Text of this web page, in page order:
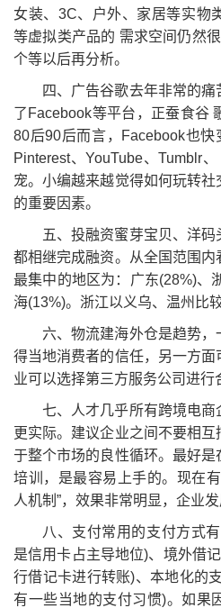
女装、3C、户外、家居等实物
等虚拟类产品的 需求空间仍然
个等以后再分析。
四、广告谷歌去年非常的
了Facebook等平台，正蚕食谷
80后90后而言，Facebook也快
Pinterest、YouTube、Tumblr
宠。小编越来越觉得如何玩转
的重要因素。
五、投融资蜜芽宝贝、洋
都相继完成融资。从全国范围
最集中的地区为：广东(28%)、
海(13%)。浙江以义乌、温州比较
六、物流建海外仓是趋势
得当地消费者的信任，另一方
业可以选择第三方服务公司进行
七、人才几乎所有跨境电
更实际。建议企业之间不要相互
于整个市场的良性循环。最好
培训，是最容易上手的。现在
人机制”，效果非常明显，企业发
八、支付常用的支付方式
是信用卡占主导地位)、境外借
行借记卡进行转账)、本地化的
有一些当地的支付习惯)。如果